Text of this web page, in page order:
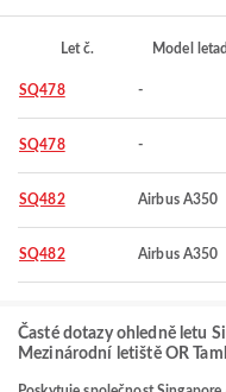
Let č. Model
SQ478 -
SQ478 -
SQ482 Airbus A350
SQ482 Airbus A350
Časté dotazy ohledně letu
Mezinárodní letiště OR